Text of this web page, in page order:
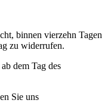
binnen vierzehn Tagen
zu widerrufen.
dem Tag des
Sie uns